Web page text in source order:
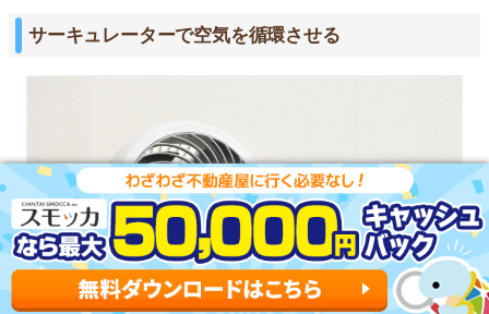
サーキュレーターで空気を循環させる